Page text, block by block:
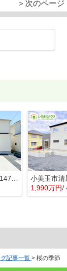
＞次のページ
1,990万円/
記事一覧 > 桜の季節